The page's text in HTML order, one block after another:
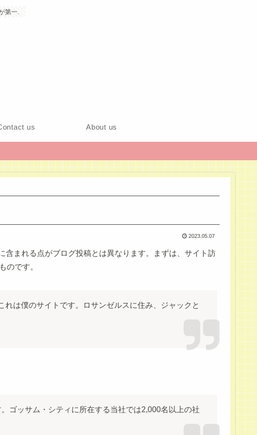
第一.
us About us
2023.05.07
まれる点がブログ投稿とは異なります。まずは、サイト訪
のです。
は僕のサイトです。ロサンゼルスに住み、ジャックと
ゴッサム・シティに所在する当社では2,000名以上の社